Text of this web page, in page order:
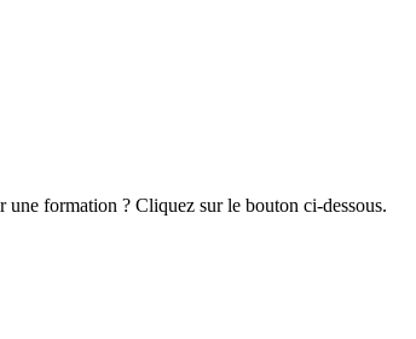
formation ? Cliquez sur le bouton ci-dessous.